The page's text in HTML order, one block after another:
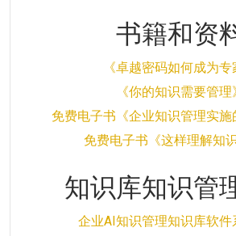
书籍和资
《卓越密码如何成为专
《你的知识需要管理
免费电子书《企业知识管理实施
免费电子书《这样理解知识
知识库知识管
企业AI知识管理知识库软件